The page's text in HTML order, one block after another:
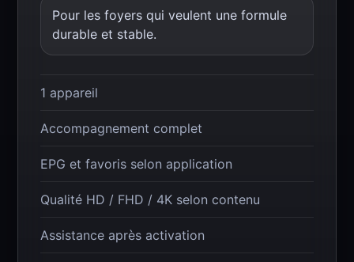
Pour les foyers qui veulent une formule
durable et stable.
1 appareil
Accompagnement complet
EPG et favoris selon application
Qualité HD / FHD / 4K selon contenu
Assistance après activation